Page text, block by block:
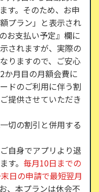
す。そのため、お申
プラン」と表示され
お支払い予定』欄に
されますが、実際の
りますので、ご安心
か月目の月額会費に
ドのご利用に伴う割
提供させていただき
切の割引と併用する
自身でアプリより退
す。 毎月10日までの
日の申請で最短翌月
、本プランは休会不